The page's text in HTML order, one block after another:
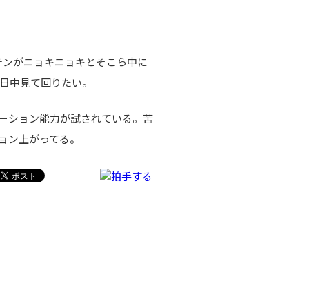
がニョキニョキとそこら中に
中見て回りたい。
ション能力が試されている。苦
上がってる。